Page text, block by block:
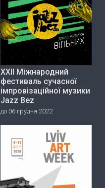
ХХІІ Міжнародний
фестиваль сучасної
імпровізаційної музики
Jazz Bez
до 06 грудня 2022